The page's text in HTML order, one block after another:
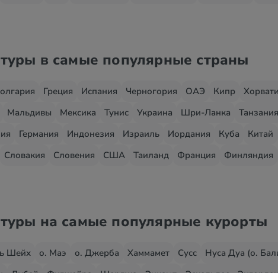
в самые популярные страны
Греция Испания Черногория ОАЭ Кипр
Мальдивы Мексика Тунис Украина Шри-Ланка Танзания
Германия Индонезия Израиль Иордания Куба Китай
Словакия Словения США Таиланд Франция Финляндия
на самые популярные курорты
Шейх о. Маэ о. Джерба Хаммамет Сусс Нуса Дуа (о.